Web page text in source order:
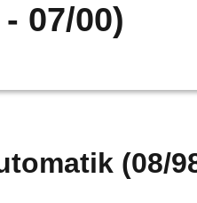
07/00)
(08/